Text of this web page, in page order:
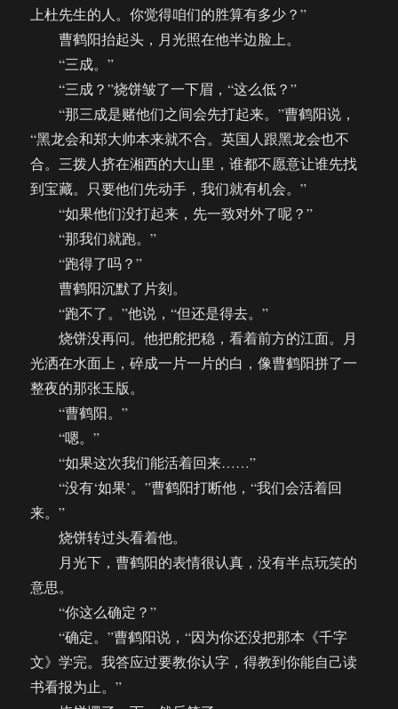
上杜先生的人。你觉得咱们的胜算有多少？”
曹鹤阳抬起头，月光照在他半边脸上。
“三成。”
“三成？”烧饼皱了一下眉，“这么低？”
“那三成是赌他们之间会先打起来。”曹鹤阳说，
“黑龙会和郑大帅本来就不合。英国人跟黑龙会也不
合。三拨人挤在湘西的大山里，谁都不愿意让谁先找
到宝藏。只要他们先动手，我们就有机会。”
“如果他们没打起来，先一致对外了呢？”
“那我们就跑。”
“跑得了吗？”
曹鹤阳沉默了片刻。
“跑不了。”他说，“但还是得去。”
烧饼没再问。他把舵把稳，看着前方的江面。月
光洒在水面上，碎成一片一片的白，像曹鹤阳拼了一
整夜的那张玉版。
“曹鹤阳。”
“嗯。”
“如果这次我们能活着回来……”
“没有‘如果’。”曹鹤阳打断他，“我们会活着回
来。”
烧饼转过头看着他。
月光下，曹鹤阳的表情很认真，没有半点玩笑的
意思。
“你这么确定？”
“确定。”曹鹤阳说，“因为你还没把那本《千字
文》学完。我答应过要教你认字，得教到你能自己读
书看报为止。”